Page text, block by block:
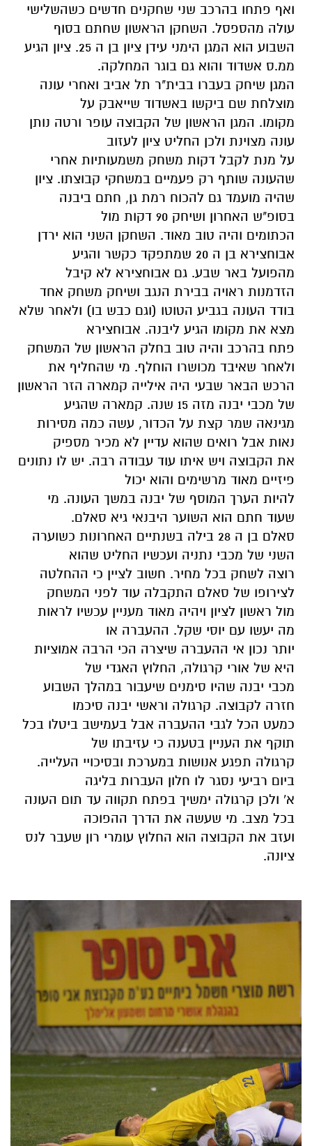
ואף פתחו בהרכב שני שחקנים חדשים כשהשלישי
עולה מהספסל. השחקן הראשון שחתם בסוף
השבוע הוא המגן הימני עידן ציון בן ה 25. ציון הגיע
ממ.ס אשדוד והוא גם בוגר המחלקה.
המגן שיחק בעברו בבית"ר תל אביב ואחרי עונה
מוצלחת שם ביקשו באשדוד שייאבק על
מקומו. המגן הראשון של הקבוצה עופר ורטה נותן
עונה מצוינת ולכן החליט ציון לעזוב
על מנת לקבל דקות משחק משמעותיות אחרי
שהעונה שותף רק פעמיים במשחקי קבוצתו. ציון
שהיה מועמד גם להכוח רמת גן, חתם ביבנה
בסופ"ש האחרון ושיחק 90 דקות מול
הכתומים והיה טוב מאוד. השחקן השני הוא ירדן
אבוחצירא בן ה 20 שמתפקד כקשר והגיע
מהפועל באר שבע. גם אבוחצירא לא קיבל
הזדמנות ראויה בבירת הנגב ושיחק משחק אחד
בודד העונה בגביע הטוטו (וגם כבש בו) ולאחר שלא
מצא את מקומו הגיע ליבנה. אבוחצירא
פתח בהרכב והיה טוב בחלק הראשון של המשחק
ולאחר שאיבד מכושרו הוחלף. מי שהחליף את
הרכש הבאר שבעי היה אילייה קמארה הזר הראשון
של מכבי יבנה מזה 15 שנה. קמארה שהגיע
מגינאה שמר קצת על הכדור, עשה כמה מסירות
נאות אבל רואים שהוא עדיין לא מכיר מספיק
את הקבוצה ויש איתו עוד עבודה רבה. יש לו נתונים
פיזיים מאוד מרשימים והוא יכול
להיות הערך המוסף של יבנה במשך העונה. מי
שעוד חתם הוא השוער היבנאי גיא סאלם.
סאלם בן ה 28 בילה בשנתיים האחרונות כשוערה
השני של מכבי נתניה ועכשיו החליט שהוא
רוצה לשחק בכל מחיר. חשוב לציין כי ההחלטה
לצירופו של סאלם התקבלה עוד לפני המשחק
מול ראשון לציון ויהיה מאוד מעניין עכשיו לראות
מה יעשו עם יוסי שקל. ההעברה או
יותר נכון אי ההעברה שיצרה הכי הרבה אמוציות
היא של אורי קרגולה, החלוץ האגדי של
מכבי יבנה שהיו סימנים שיעבור במהלך השבוע
חזרה לקבוצה. קרגולה וראשי יבנה סיכמו
כמעט הכל לגבי ההעברה אבל בעמישב ביטלו בכל
תוקף את העניין בטענה כי עזיבתו של
קרגולה תפגע אנושות במערכת ובסיכויי העלייה.
ביום רביעי נסגר לו חלון העברות בליגה
א' ולכן קרגולה ימשיך בפתח תקווה עד תום העונה
בכל מצב. מי שעשה את הדרך ההפוכה
ועזב את הקבוצה הוא החלוץ עומרי רון שעבר לנס
ציונה.